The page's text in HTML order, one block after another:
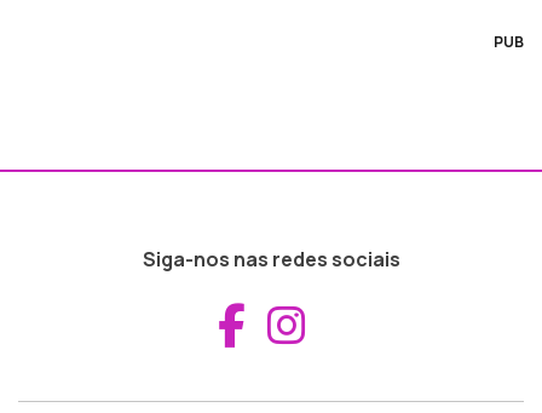
PUB
Siga-nos nas redes sociais
Aceder ao